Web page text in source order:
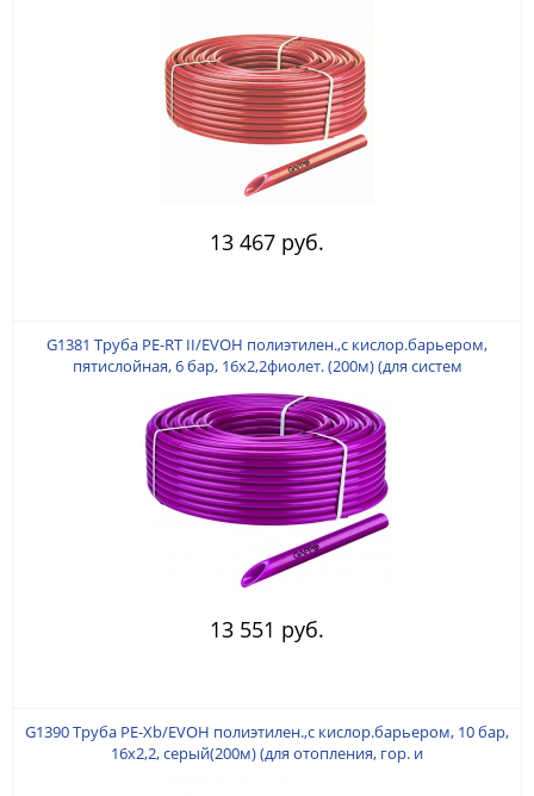
13 467 руб.
G1381 Труба PE-RT II/EVOH полиэтилен.,с кислор.барьером,
пятислойная, 6 бар, 16х2,2фиолет. (200м) (для систем
13 551 руб.
G1390 Труба PE-Xb/EVOH полиэтилен.,с кислор.барьером, 10 бар,
16х2,2, серый(200м) (для отопления, гор. и